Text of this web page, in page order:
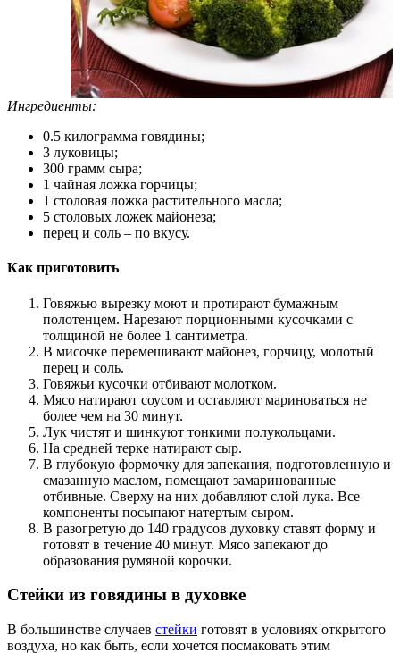
Ингредиенты:
0.5 килограмма говядины;
3 луковицы;
300 грамм сыра;
1 чайная ложка горчицы;
1 столовая ложка растительного масла;
5 столовых ложек майонеза;
перец и соль – по вкусу.
Как приготовить
Говяжью вырезку моют и протирают бумажным
полотенцем. Нарезают порционными кусочками с
толщиной не более 1 сантиметра.
В мисочке перемешивают майонез, горчицу, молотый
перец и соль.
Говяжьи кусочки отбивают молотком.
Мясо натирают соусом и оставляют мариноваться не
более чем на 30 минут.
Лук чистят и шинкуют тонкими полукольцами.
На средней терке натирают сыр.
В глубокую формочку для запекания, подготовленную и
смазанную маслом, помещают замаринованные
отбивные. Сверху на них добавляют слой лука. Все
компоненты посыпают натертым сыром.
В разогретую до 140 градусов духовку ставят форму и
готовят в течение 40 минут. Мясо запекают до
образования румяной корочки.
Стейки из говядины в духовке
В большинстве случаев стейки готовят в условиях открытого
воздуха, но как быть, если хочется посмаковать этим